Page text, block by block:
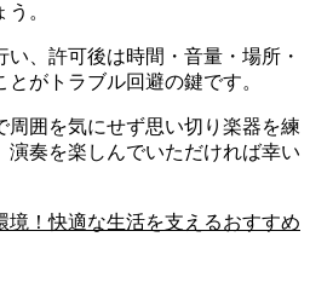
。
、許可後は時間・音量・場所・
がトラブル回避の鍵です。
周囲を気にせず思い切り楽器を練
演奏を楽しんでいただければ幸い
境！快適な生活を支えるおすすめ